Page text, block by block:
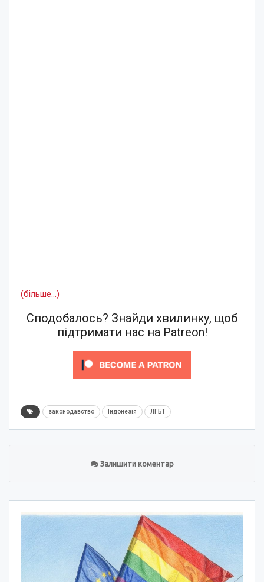
(більше…)
Сподобалось? Знайди хвилинку, щоб
підтримати нас на Patreon!
законодавство Індонезія ЛГБТ
Залишити коментар